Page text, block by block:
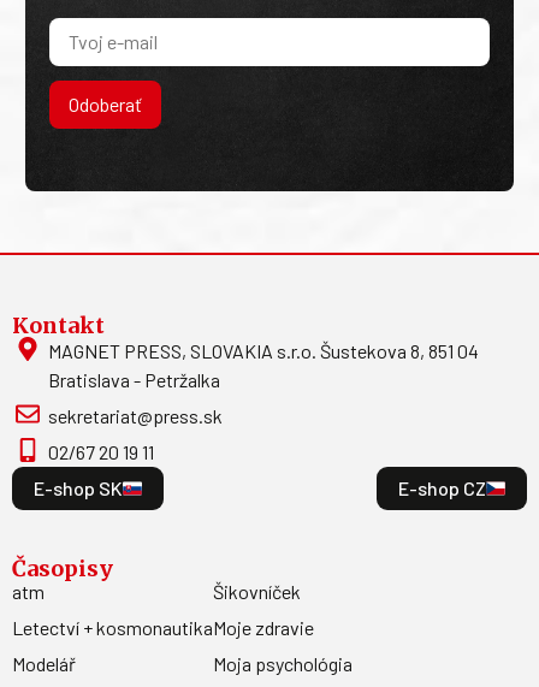
Odoberať
Kontakt
MAGNET PRESS, SLOVAKIA s.r.o. Šustekova 8, 851 04
Bratislava - Petržalka
sekretariat@press.sk
02/67 20 19 11
E-shop SK
E-shop CZ
Časopisy
atm
Letectví + kosmonautika
Modelář
Šikovníček
Moje zdravie
Moja psychológia